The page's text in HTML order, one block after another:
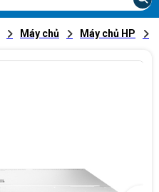
Máy chủ Máy chủ HP